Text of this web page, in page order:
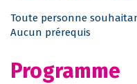
Toute personne
Aucun prérequis
Programme